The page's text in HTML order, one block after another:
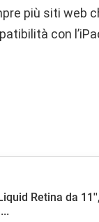
più siti web
con
Retina da